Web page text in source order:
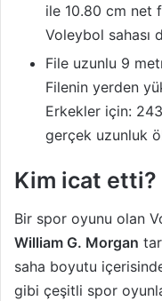
ile 10.80 cm net
Voleybol sahası
File uzunlu 9
Filenin yerden
Erkekler için:
gerçek uzunluk
Kim icat etti?
Bir spor oyunu olan
William G. Morgan
saha boyutu
gibi çeşitli spor